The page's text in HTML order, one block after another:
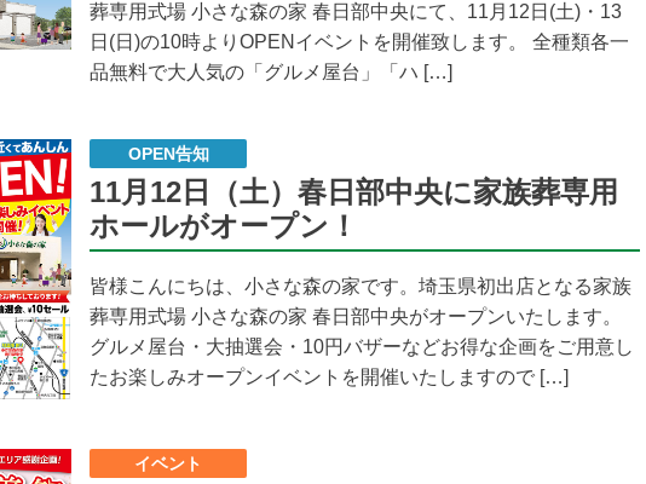
葬専用式場 小さな森の家 春日部中央にて、11月12日(土)・13
日(日)の10時よりOPENイベントを開催致します。 全種類各一
品無料で大人気の「グルメ屋台」「ハ […]
OPEN告知
11月12日（土）春日部中央に家族葬専用
ホールがオープン！
皆様こんにちは、小さな森の家です。埼玉県初出店となる家族
葬専用式場 小さな森の家 春日部中央がオープンいたします。
グルメ屋台・大抽選会・10円バザーなどお得な企画をご用意し
たお楽しみオープンイベントを開催いたしますので […]
イベント